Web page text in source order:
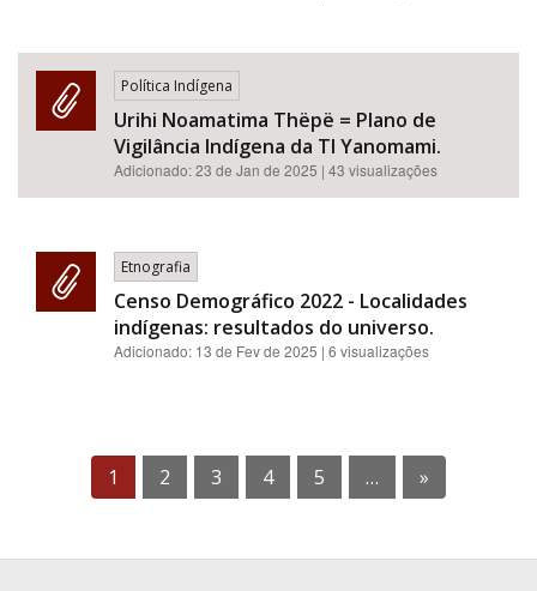
Política Indígena
Urihi Noamatima Thëpë = Plano de
Vigilância Indígena da TI Yanomami.
Adicionado:23 de Jan de 2025 | 43 visualizações
Etnografia
Censo Demográfico 2022 - Localidades
indígenas: resultados do universo.
Adicionado: 13 de Fev de 2025 | 6 visualizações
1 2 3 4 5 … »